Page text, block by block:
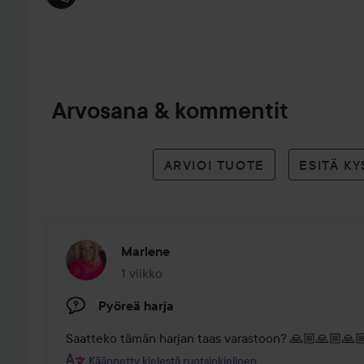
Arvosana & kommentit
ARVIOI TUOTE ESITÄ
Marlene
1 viikko
Viesti luotiin 1 viikko
Pyöreä harja
Saatteko tämän harjan taas varastoon?
Käännetty kielestä ruotsinkielinen